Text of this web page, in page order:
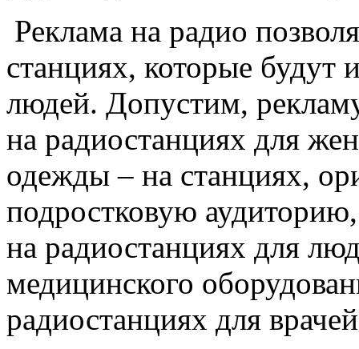
Реклама на радио
станциях, которые будут
людей. Допустим,
на радиостанциях для
одежды – на станциях,
подростковую
на радиостанциях для
медицинского
радиостанциях для